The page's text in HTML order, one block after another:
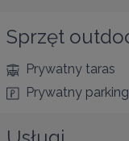
Sprzęt
Prywatny taras
Prywatny parking